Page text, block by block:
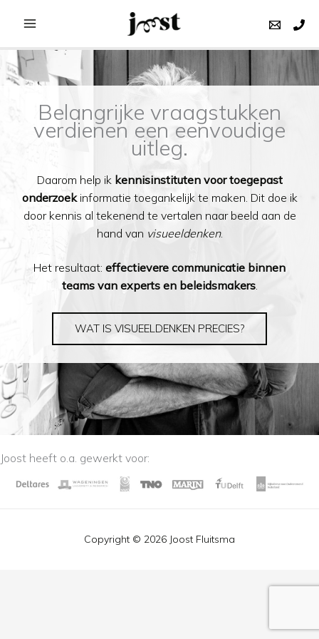
inhoud
Belangrijke vraagstukken
verdienen een eenvoudige
uitleg.
Daarom help ik kennisinstituten voor toegepast
onderzoekinformatie toegankelijk te maken. Dit doe ik
door kennis al tekenend te vertalen naar beeld aan de
hand van visueeldenken.
Het resultaat: effectievere communicatie binnen
teams van experts en beleidsmakers.
WAT IS VISUEELDENKEN PRECIES?
Joost heeft o.a. gewerkt voor:
Copyright © 2026 Joost Fluitsma